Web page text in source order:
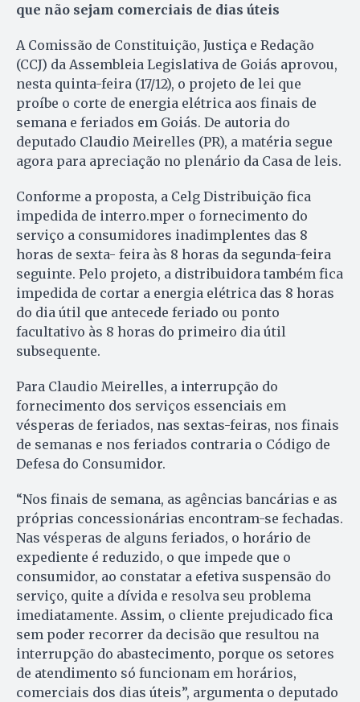
que não sejam comerciais de dias úteis
A Comissão de Constituição, Justiça e Redação
(CCJ) da Assembleia Legislativa de Goiás aprovou,
nesta quinta-feira (17/12), o projeto de lei que
proíbe o corte de energia elétrica aos finais de
semana e feriados em Goiás. De autoria do
deputado Claudio Meirelles (PR), a matéria segue
agora para apreciação no plenário da Casa de leis.
Conforme a proposta, a Celg Distribuição fica
impedida de interro.mper o fornecimento do
serviço a consumidores inadimplentes das 8
horas de sexta- feira às 8 horas da segunda-feira
seguinte. Pelo projeto, a distribuidora também fica
impedida de cortar a energia elétrica das 8 horas
do dia útil que antecede feriado ou ponto
facultativo às 8 horas do primeiro dia útil
subsequente.
Para Claudio Meirelles, a interrupção do
fornecimento dos serviços essenciais em
vésperas de feriados, nas sextas-feiras, nos finais
de semanas e nos feriados contraria o Código de
Defesa do Consumidor.
“Nos finais de semana, as agências bancárias e as
próprias concessionárias encontram-se fechadas.
Nas vésperas de alguns feriados, o horário de
expediente é reduzido, o que impede que o
consumidor, ao constatar a efetiva suspensão do
serviço, quite a dívida e resolva seu problema
imediatamente. Assim, o cliente prejudicado fica
sem poder recorrer da decisão que resultou na
interrupção do abastecimento, porque os setores
de atendimento só funcionam em horários,
comerciais dos dias úteis”, argumenta o deputado